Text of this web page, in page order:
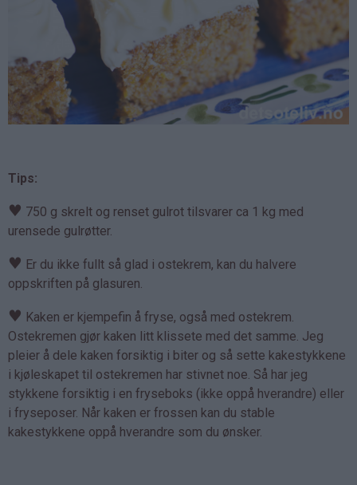
Tips:
♥ 750 g skrelt og renset gulrot tilsvarer ca 1 kg med
urensede gulrøtter.
♥ Er du ikke fullt så glad i ostekrem, kan du halvere
oppskriften på glasuren.
♥ Kaken er kjempefin å fryse, også med ostekrem.
Ostekremen gjør kaken litt klissete med det samme. Jeg
pleier å dele kaken forsiktig i biter og så sette kakestykkene
i kjøleskapet til ostekremen har stivnet noe. Så har jeg
stykkene forsiktig i en fryseboks (ikke oppå hverandre) eller
i fryseposer. Når kaken er frossen kan du stable
kakestykkene oppå hverandre som du ønsker.